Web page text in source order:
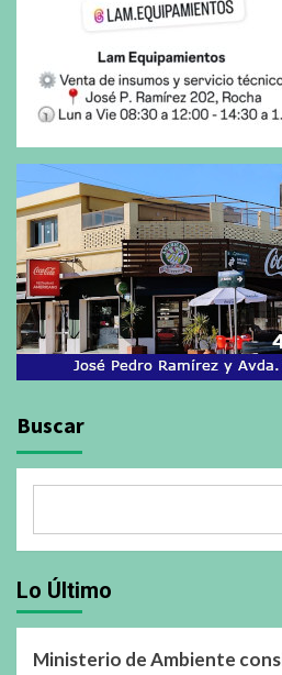
Buscar
Lo Último
Ministerio de Ambiente